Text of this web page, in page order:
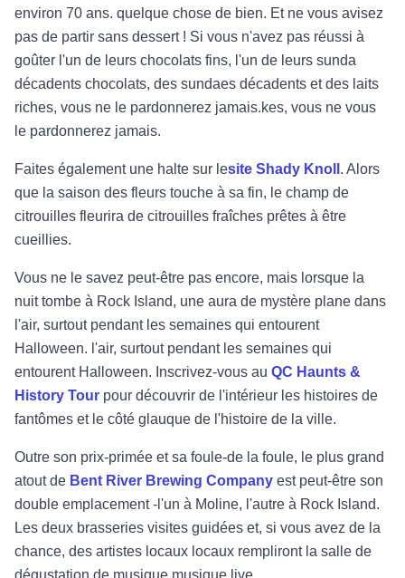
environ 70 ans. quelque chose de bien. Et ne vous avisez
pas de partir sans dessert ! Si vous n'avez pas réussi à
goûter l'un de leurs chocolats fins, l'un de leurs sunda
décadents chocolats, des sundaes décadents et des laits
riches, vous ne le pardonnerez jamais.kes, vous ne vous
le pardonnerez jamais.
Faites également une halte sur lesite Shady Knoll . Alors
que la saison des fleurs touche à sa fin, le champ de
citrouilles fleurira de citrouilles fraîches prêtes à être
cueillies.
Vous ne le savez peut-être pas encore, mais lorsque la
nuit tombe à Rock Island, une aura de mystère plane dans
l'air, surtout pendant les semaines qui entourent
Halloween. l'air, surtout pendant les semaines qui
entourent Halloween. Inscrivez-vous au QC Haunts &
History Tour pour découvrir de l'intérieur les histoires de
fantômes et le côté glauque de l'histoire de la ville.
Outre son prix-primée et sa foule-de la foule, le plus grand
atout de Bent River Brewing Company est peut-être son
double emplacement- l'un à Moline, l'autre à Rock Island.
Les deux brasseries visites guidées et, si vous avez de la
chance, des artistes locaux locaux rempliront la salle de
dégustation de musique musique live.